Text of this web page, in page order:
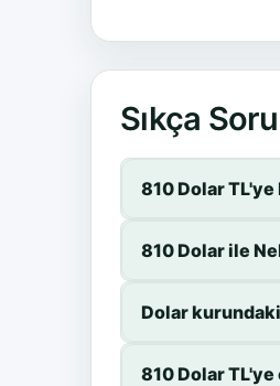
Sıkça
810 Dolar
810 Dolar ile
Dolar
810 Dolar